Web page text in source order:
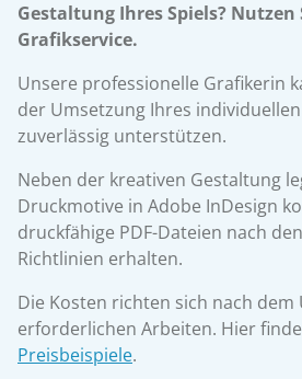
Gestaltung Ihres Spiels? Nutzen
Grafikservice.
Unsere professionelle Grafikerin
der Umsetzung Ihres individuellen
zuverlässig unterstützen.
Neben der kreativen Gestaltung
Druckmotive in Adobe InDesign
druckfähige PDF-Dateien nach
Richtlinien erhalten.
Die Kosten richten sich nach dem
erforderlichen Arbeiten. Hier
Preisbeispiele.